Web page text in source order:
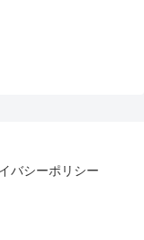
バシーポリシー